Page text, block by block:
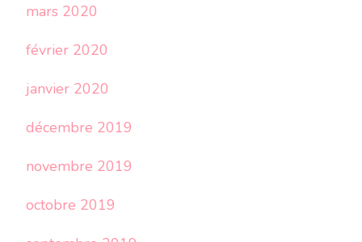
mars 2020
février 2020
janvier 2020
décembre 2019
novembre 2019
octobre 2019